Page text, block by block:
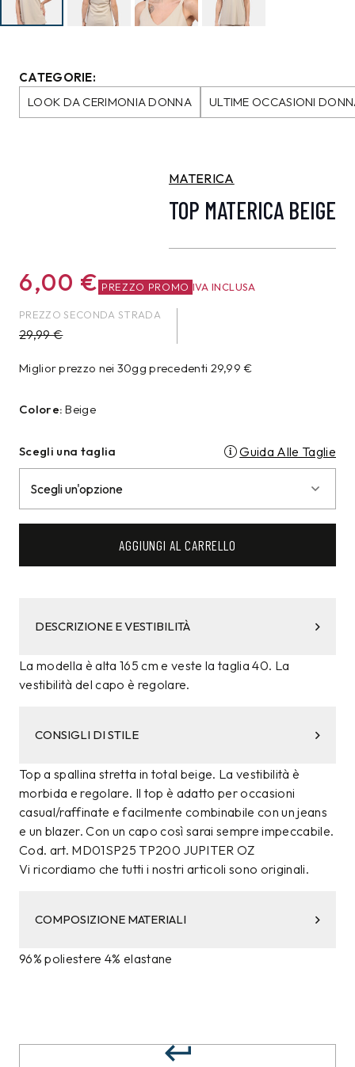
CATEGORIE:
LOOK DA CERIMONIA DONNA
ULTIME OCCASIONI
MATERICA
TOP MATERICA BEIGE
6,00 € PREZZO PROMO IVA INCLUSA
PREZZO SECONDA STRADA
29,99€
Miglior prezzo nei 30gg precedenti 29,99€
Colore: Beige
Scegli una taglia Guida Alle Taglie
AGGIUNGI AL CARRELLO
DESCRIZIONE E VESTIBILITÀ
La modella è alta 165 cm e veste la taglia 40. La
vestibilità del capo è regolare.
CONSIGLI DI STILE
Top a spallina stretta in total beige. La vestibilità è
morbida e regolare. Il top è adatto per occasioni
casual/raffinate e facilmente combinabile con un jeans
e un blazer. Con un capo così sarai sempre impeccabile.
Cod. art. MD01SP25 TP200 JUPITER OZ
Vi ricordiamo che tutti i nostri articoli sono originali.
COMPOSIZIONE MATERIALI
96% poliestere 4% elastane